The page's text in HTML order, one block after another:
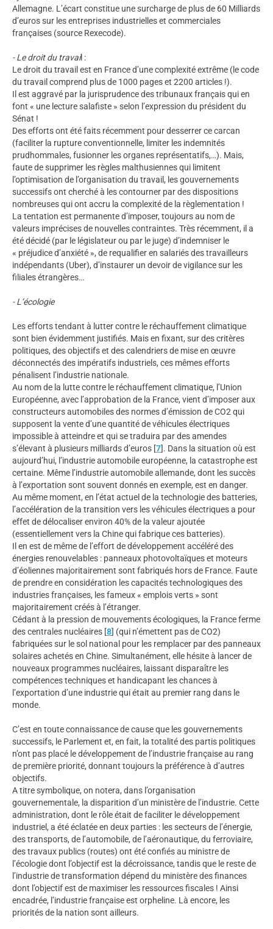
Allemagne. L’écart constitue une surcharge de plus de 60 Milliards
d’euros sur les entreprises industrielles et commerciales
françaises (source Rexecode).
- Le droit du travail :
Le droit du travail est en France d’une complexité extrême (le code
du travail comprend plus de 1000 pages et 2200 articles !).
Il est aggravé par la jurisprudence des tribunaux français qui en
font « une lecture salafiste » selon l’expression du président du
Sénat !
Des efforts ont été faits récemment pour desserrer ce carcan
(faciliter la rupture conventionnelle, limiter les indemnités
prudhommales, fusionner les organes représentatifs,…). Mais,
faute de supprimer les règles malthusiennes qui limitent
l’optimisation de l’organisation du travail, les gouvernements
successifs ont cherché à les contourner par des dispositions
nombreuses qui ont accru la complexité de la règlementation !
La tentation est permanente d’imposer, toujours au nom de
valeurs imprécises de nouvelles contraintes. Très récemment, il a
été décidé (par le législateur ou par le juge) d’indemniser le
« préjudice d’anxiété », de requalifier en salariés des travailleurs
indépendants (Uber), d’instaurer un devoir de vigilance sur les
filiales étrangères…
- L’écologie
Les efforts tendant à lutter contre le réchauffement climatique
sont bien évidemment justifiés. Mais en fixant, sur des critères
politiques, des objectifs et des calendriers de mise en œuvre
déconnectés des impératifs industriels, ces mêmes efforts
pénalisent l’industrie nationale.
Au nom de la lutte contre le réchauffement climatique, l’Union
Européenne, avec l’approbation de la France, vient d’imposer aux
constructeurs automobiles des normes d’émission de CO2 qui
supposent la vente d’une quantité de véhicules électriques
impossible à atteindre et qui se traduira par des amendes
s’élevant à plusieurs milliards d’euros [7]. Dans la situation où est
aujourd’hui, l’industrie automobile européenne, la catastrophe est
certaine. Même l’industrie automobile allemande, dont les succès
à l’exportation sont souvent donnés en exemple, est en danger.
Au même moment, en l’état actuel de la technologie des batteries,
l’accélération de la transition vers les véhicules électriques a pour
effet de délocaliser environ 40% de la valeur ajoutée
(essentiellement vers la Chine qui fabrique ces batteries).
Il en est de même de l’effort de développement accéléré des
énergies renouvelables : panneaux photovoltaïques et moteurs
d’éoliennes majoritairement sont fabriqués hors de France. Faute
de prendre en considération les capacités technologiques des
industries françaises, les fameux « emplois verts » sont
majoritairement créés à l’étranger.
Cédant à la pression de mouvements écologiques, la France ferme
des centrales nucléaires [8] (qui n’émettent pas de CO2)
fabriquées sur le sol national pour les remplacer par des panneaux
solaires achetés en Chine. Simultanément, elle hésite à lancer de
nouveaux programmes nucléaires, laissant disparaître les
compétences techniques et handicapant les chances à
l’exportation d’une industrie qui était au premier rang dans le
monde.
C’est en toute connaissance de cause que les gouvernements
successifs, le Parlement et, en fait, la totalité des partis politiques
n’ont pas placé le développement de l’industrie française au rang
de première priorité, donnant toujours la préférence à d’autres
objectifs.
A titre symbolique, on notera, dans l’organisation
gouvernementale, la disparition d’un ministère de l’industrie. Cette
administration, dont le rôle était de faciliter le développement
industriel, a été éclatée en deux parties : les secteurs de l’énergie,
des transports, de l’automobile, de l’aéronautique, du ferroviaire,
des travaux publics (routes) ont été confiés au ministre de
l’écologie dont l’objectif est la décroissance, tandis que le reste de
l’industrie de transformation dépend du ministère des finances
dont l’objectif est de maximiser les ressources fiscales ! Ainsi
encadrée, l’industrie française est orpheline. Là encore, les
priorités de la nation sont ailleurs.